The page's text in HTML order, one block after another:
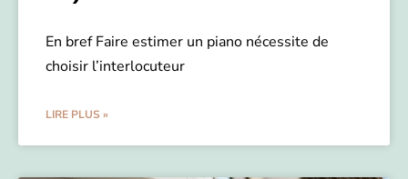
En bref Faire estimer un piano nécessite de
choisir l’interlocuteur
LIRE PLUS »